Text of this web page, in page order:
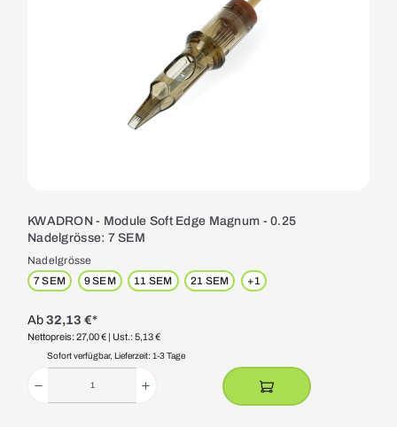
KWADRON - Module Soft Edge Magnum - 0.25
Nadelgrösse: 7 SEM
Nadelgrösse
7 SEM
9 SEM 11 SEM 21 SEM +1
Ab32,13 €*
Nettopreis: 27,00 € | Ust.: 5,13 €
Sofort verfügbar, Lieferzeit: 1-3 Tage